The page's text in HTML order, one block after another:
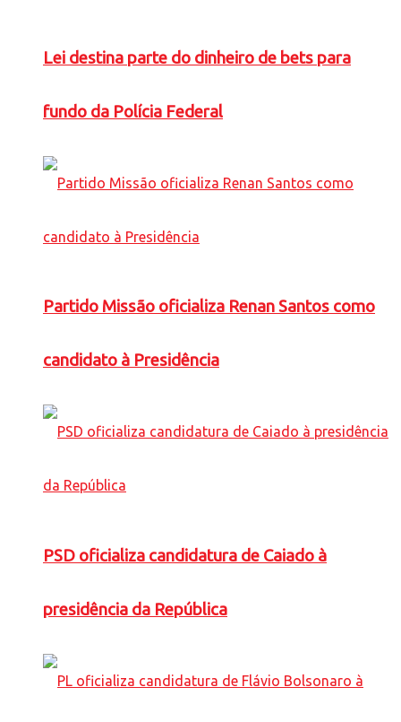
Lei destina parte do dinheiro de bets para
fundo da Polícia Federal
Partido Missão oficializa Renan Santos como
candidato à Presidência
PSD oficializa candidatura de Caiado à
presidência da República